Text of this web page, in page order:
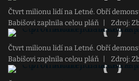
Čtvrt milionu lidí na Letné. Obří
Babišovi zaplnila celou pláň
Zdroj:
Čtvrt milionu lidí na Letné. Obří
Babišovi zaplnila celou pláň
Zdroj: